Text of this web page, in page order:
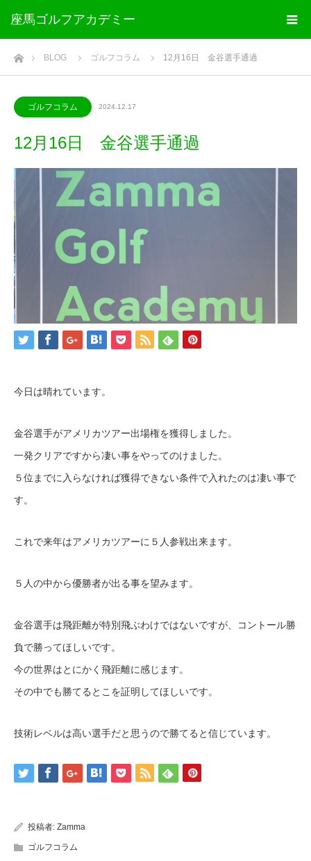
座馬ゴルフアカデミー
ホームBLOG ゴルフコラム 12月16日 金谷選手通過
ゴルフコラム 2024.12.17
12月16日 金谷選手通過
今日は晴れています。
金谷選手がアメリカツアー出場権を獲得しました。
一発クリアですから凄い事をやってのけました。
５位までに入らなければ獲得できない条件で入れたのは凄い事で
す。
これで来年はアメリカツアーに５人参戦出来ます。
５人の中から優勝者が出る事を望みます。
金谷選手は飛距離が特別飛ぶわけではないですが、コントール勝
負で勝ってほしいです。
今の世界はとにかく飛距離に感じます。
その中でも勝てるとこを証明してほしいです。
技術レベルは高い選手だと思うので勝てると信じています。
投稿者: Zamma
ゴルフコラム